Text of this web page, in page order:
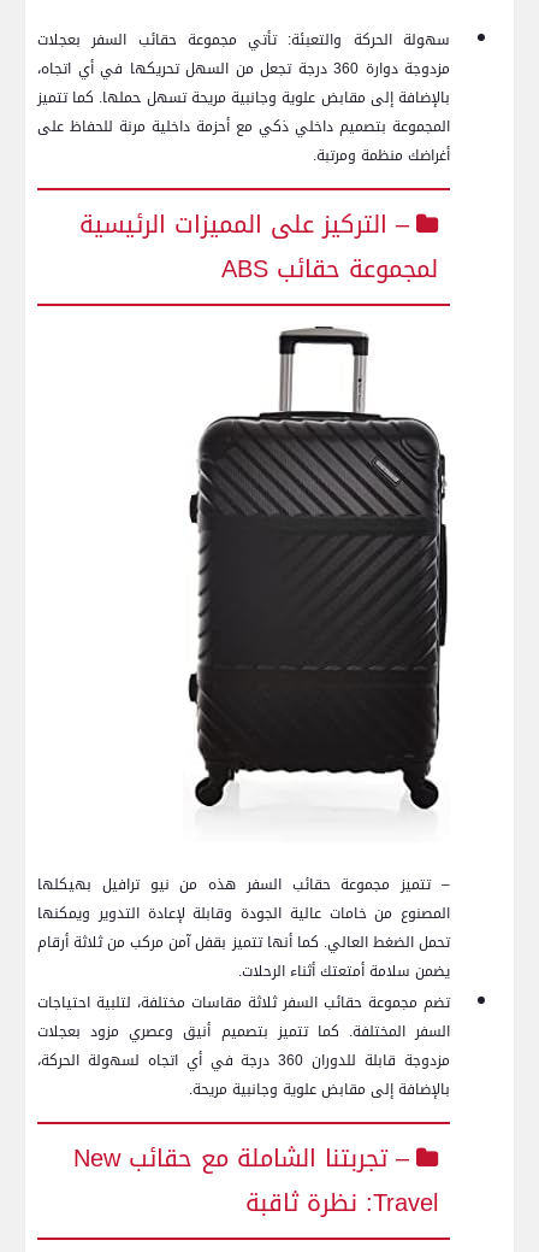
سهولة الحركة والتعبئة: تأتي مجموعة ⁤حقائب السفر بعجلات
مزدوجة دوارة 360 درجة‍ تجعل من​ السهل تحريكها في أي اتجاه،
بالإضافة إلى مقابض علوية⁣ وجانبية مريحة تسهل ‍حملها. كما ‌تتميز
المجموعة بتصميم داخلي‌ ذكي⁤ مع أحزمة داخلية مرنة للحفاظ على
أغراضك منظمة ومرتبة.
– التركيز على المميزات الرئيسية
لمجموعة حقائب ABS
– تتميز مجموعة حقائب⁣ السفر هذه من نيو ترافيل بهيكلها
‌المصنوع من خامات عالية الجودة وقابلة لإعادة التدوير ويمكنها
تحمل الضغط العالي. كما ‌أنها تتميز​ بقفل آمن مركب⁤ من ثلاثة أرقام
يضمن سلامة أمتعتك أثناء الرحلات.
تضم مجموعة حقائب السفر ثلاثة مقاسات مختلفة، لتلبية احتياجات
السفر المختلفة. كما تتميز بتصميم أنيق وعصري مزود بعجلات
مزدوجة قابلة للدوران 360 درجة في أي اتجاه لسهولة⁤ الحركة،
بالإضافة⁢ إلى مقابض علوية وجانبية مريحة.
– تجربتنا الشاملة مع حقائب New
Travel: نظرة ثاقبة